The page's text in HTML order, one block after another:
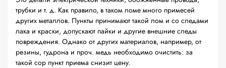
трубки и т. д. Как правило, в таком ломе много примесей
других металлов. Пункты принимают такой лом и со следами
лака и краски, допускают пайки и другие внешние следы
повреждения. Однако от других материалов, например, от
резины, гудрона и проч. медь необходимо очистить: за
такой сор пункт приема снизит цену.